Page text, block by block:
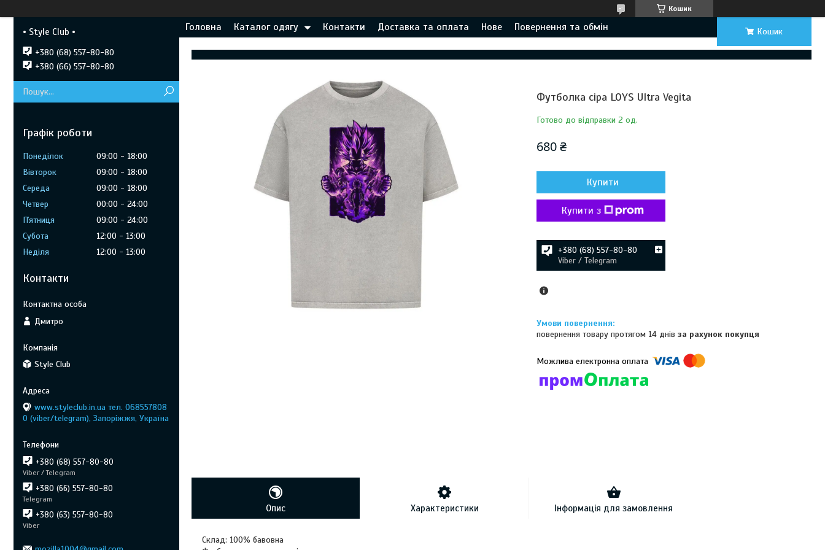
Кошик
Головна Каталог одягу Контакти Доставка та оплата Нове Повернення та обмін Кошик
Футболка сіра LOYS Ultra Vegita
Готово до відправки 2 од.
680 ₴
Купити
Купити з
+380 (68) 557-80-80
Viber / Telegram
повернення товару протягом 14 днівза рахунок покупця
Опис Характеристики Інформація для замовлення
Склад: 100% бавовна
• Style Club •
+380 (68) 557-80-80
+380 (66) 557-80-80
Графік роботи
Понеділок 09:00
18:00
Вівторок
09:00
18:00
Середа
09:00
18:00
Четвер
00:00
24:00
Пʼятниця
09:00
24:00
Субота
12:00
13:00
Неділя
12:00 13:00
Контакти
Дмитро
Style Club
www.styleclub.in.ua тел. 068557808
0 (viber/telegram), Запоріжжя, Україна
+380 (68) 557-80-80
Viber / Telegram
+380 (66) 557-80-80
Telegram
+380 (63) 557-80-80
Viber